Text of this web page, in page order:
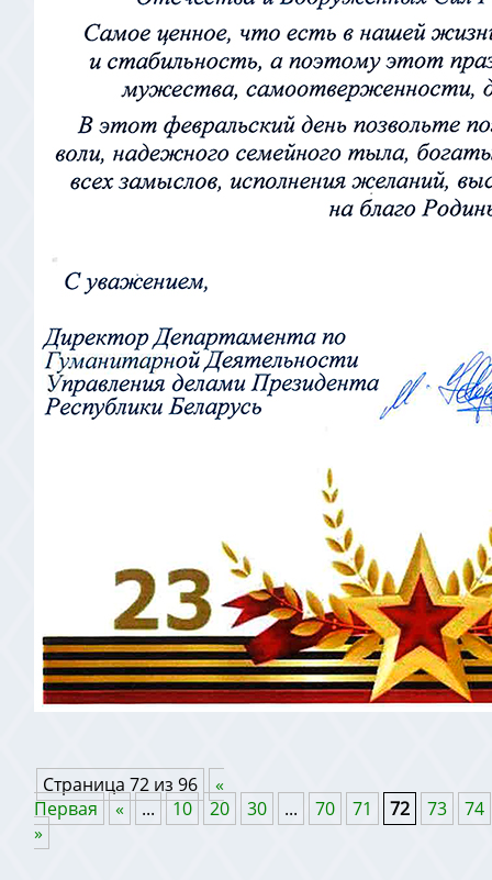
Страница 72 из 96
«
Первая
« ... 10 20 30 ... 70 71 72 73
74
»